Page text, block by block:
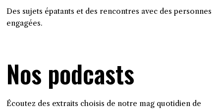
Des sujets épatants et des rencontres avec des personnes
engagées.
Nos podcasts
Écoutez des extraits choisis de notre mag quotidien de